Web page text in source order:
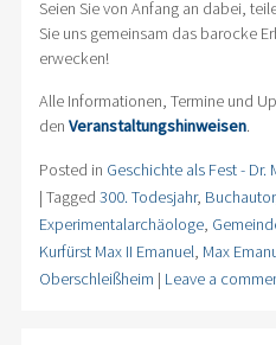
Seien Sie von Anfang an dabei,
Sie uns gemeinsam das barocke
erwecken!
Alle Informationen, Termine und
den Veranstaltungshinweisen.
Posted in Geschichte als Fest - Dr.
| Tagged 300. Todesjahr, Buchautor
Experimentalarchäologe,
Kurfürst Max II Emanuel, Max
Oberschleißheim | Leave a